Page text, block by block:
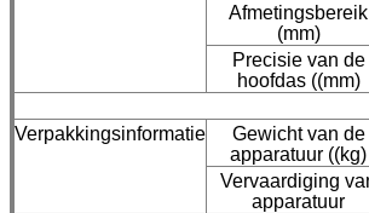
Afmetingsbereik
(mm)
Precisie van de
hoofdas ((mm)
Verpakkingsinformatie
Gewicht van de
apparatuur ((kg)
Vervaardiging
apparatuur